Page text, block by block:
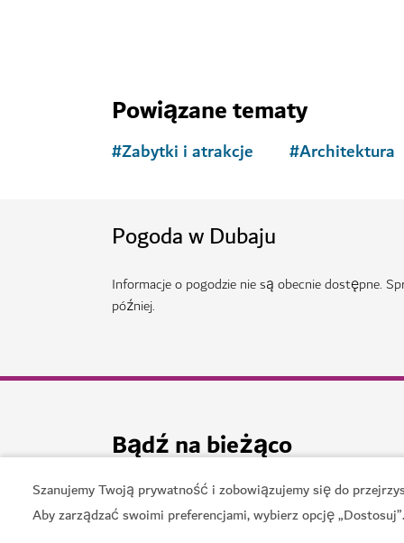
Szanujemy Twoją prywatność i zobowiązujemy się do
Aby zarządzać swoimi preferencjami, wybierz opcję „Dostosuj”.
Powiązane tematy
#Zabytki i atrakcje #Architektura
Pogoda w Dubaju
Informacje o pogodzie nie są obecnie dostępne.
później.
Bądź na bieżąco
Jedzenie Przygoda Kultura Relaks